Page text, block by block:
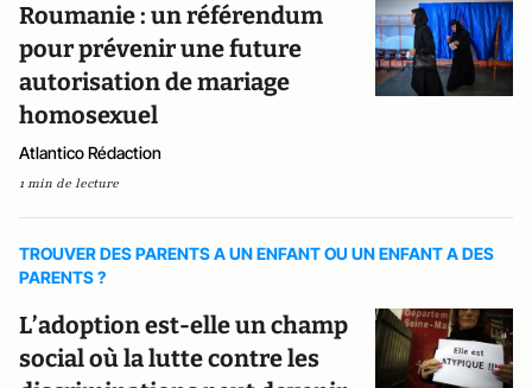
Roumanie : un référendum
pour prévenir une future
autorisation de mariage
homosexuel
Atlantico Rédaction
1 min de lecture
TROUVER DES PARENTS A UN ENFANT OU UN ENFANT A DES
PARENTS ?
L’adoption est-elle un champ
social où la lutte contre les